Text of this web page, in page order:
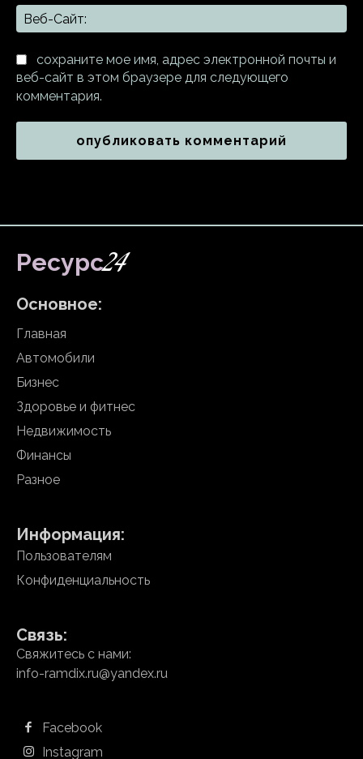
сохраните мое имя, адрес электронной почты и
веб-сайт в этом браузере для следующего
комментария.
Ресурс24
Основное:
Главная
Автомобили
Бизнес
Здоровье и фитнес
Недвижимость
Финансы
Разное
Информация:
Пользователям
Конфиденциальность
Связь:
Свяжитесь с нами:
info-ramdix.ru@yandex.ru
Facebook
Instagram